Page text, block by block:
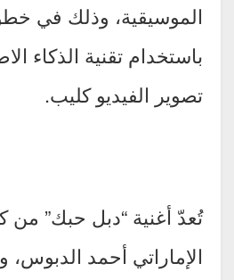
الموسيقية، وذلك في
باستخدام تقنية الذكاء
تصوير الفيديو كليب.
تُعدّ أغنية “دبل حبك” من
الإماراتي أحمد الدبوس،